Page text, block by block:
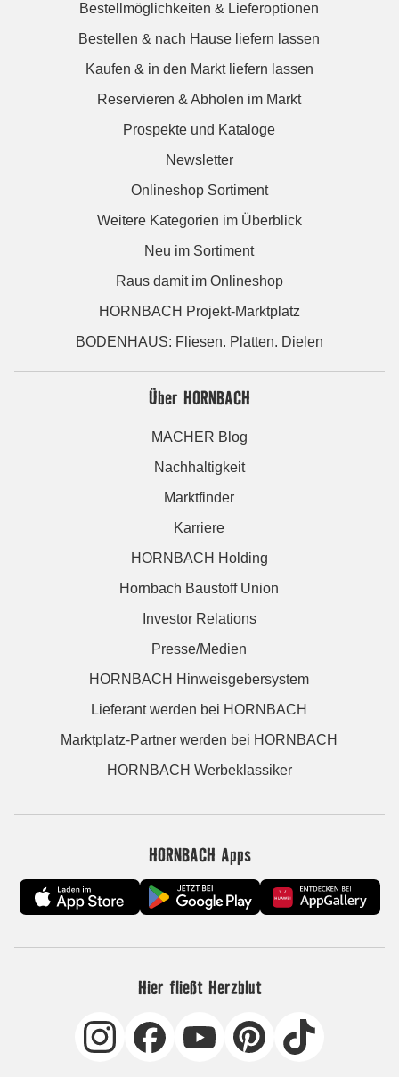
Bestellmöglichkeiten & Lieferoptionen
Bestellen & nach Hause liefern lassen
Kaufen & in den Markt liefern lassen
Reservieren & Abholen im Markt
Prospekte und Kataloge
Newsletter
Onlineshop Sortiment
Weitere Kategorien im Überblick
Neu im Sortiment
Raus damit im Onlineshop
HORNBACH Projekt-Marktplatz
BODENHAUS: Fliesen. Platten. Dielen
Über HORNBACH
MACHER Blog
Nachhaltigkeit
Marktfinder
Karriere
HORNBACH Holding
Hornbach Baustoff Union
Investor Relations
Presse/Medien
HORNBACH Hinweisgebersystem
Lieferant werden bei HORNBACH
Marktplatz-Partner werden bei HORNBACH
HORNBACH Werbeklassiker
HORNBACH Apps
Hier fließt Herzblut